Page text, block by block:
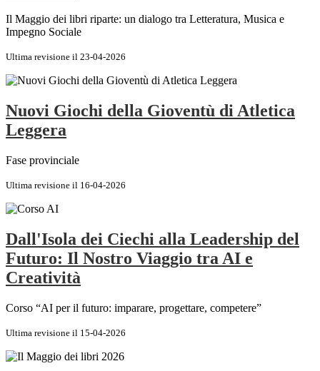
Il Maggio dei libri riparte: un dialogo tra Letteratura, Musica e
Impegno Sociale
Ultima revisione il 23-04-2026
Nuovi Giochi della Gioventù di Atletica
Leggera
Fase provinciale
Ultima revisione il 16-04-2026
Dall'Isola dei Ciechi alla Leadership del
Futuro: Il Nostro Viaggio tra AI e
Creatività
Corso “AI per il futuro: imparare, progettare, competere”
Ultima revisione il 15-04-2026